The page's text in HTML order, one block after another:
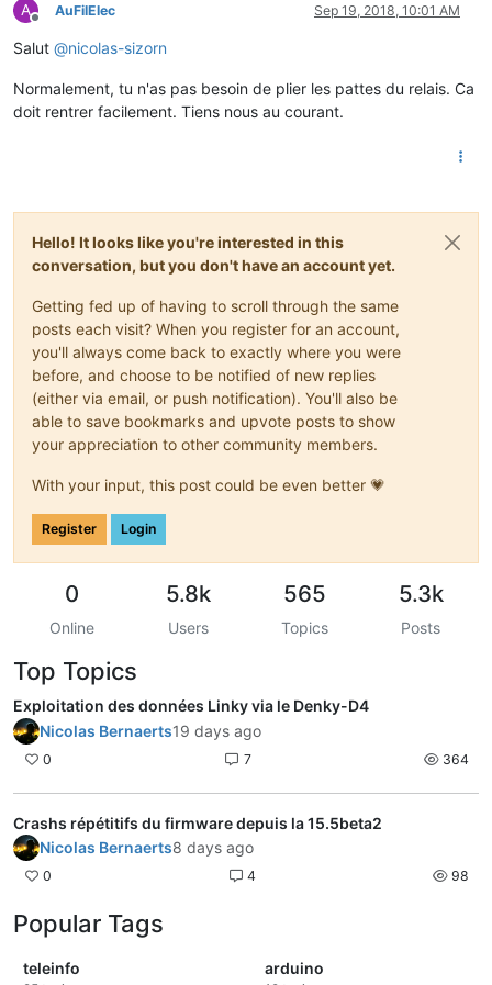
A
Offline
AuFilElec Sep 19, 2018, 10:01 AM
Salut @nicolas-sizorn
Normalement, tu n'as pas besoin de plier les pattes du relais. Ca
doit rentrer facilement. Tiens nous au courant.
Hello! It looks like you're interested in this
conversation, but you don't have an account yet.
Getting fed up of having to scroll through the same
posts each visit? When you register for an account,
you'll always come back to exactly where you were
before, and choose to be notified of new replies
(either via email, or push notification). You'll also be
able to save bookmarks and upvote posts to show
your appreciation to other community members.
With your input, this post could be even better 💗
Register Login
0
Online
5.8k
Users
565
Topics
5.3k
Posts
Top Topics
Exploitation des données Linky via le Denky-D4
Nicolas Bernaerts19 days ago
0 7 364
Crashs répétitifs du firmware depuis la 15.5beta2
Nicolas Bernaerts8 days ago
0 4 98
Popular Tags
teleinfo arduino